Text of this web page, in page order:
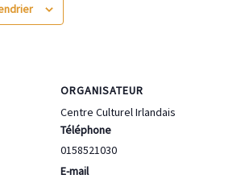
ORGANISATEUR
Centre Culturel Irlandais
Téléphone
0158521030
E-mail